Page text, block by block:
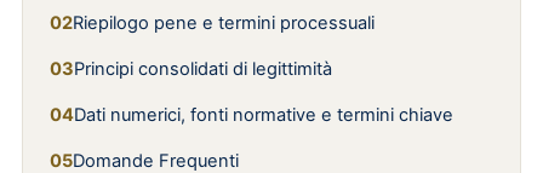
Riepilogo pene e termini processuali
Principi consolidati di legittimità
Dati numerici, fonti normative e termini chiave
Domande Frequenti